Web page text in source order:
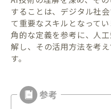
することは、デジタル社
て重要なスキルとなって
角的な定義を参考に、人
解し、その活用方法を考
す。